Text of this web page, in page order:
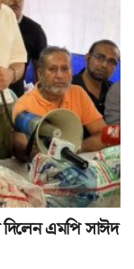
দিলেন এমপি সাঈদ